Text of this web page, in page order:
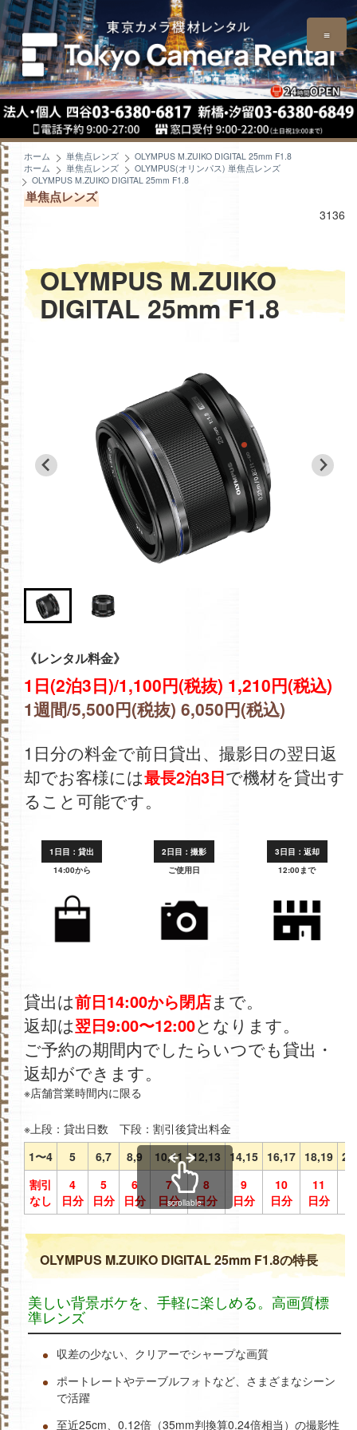
≡
ホーム 単焦点レンズ
OLYMPUS M.ZUIKO DIGITAL 25mm F1.8
ホーム
単焦点レンズ
OLYMPUS(オリンパス) 単焦点レンズ
OLYMPUS M.ZUIKO DIGITAL 25mm F1.8
単焦点レンズ
3136
OLYMPUS M.ZUIKO
DIGITAL 25mm F1.8
《レンタル料金》
1日(2泊3日)/1,100円(税抜) 1,210円(税込)
1週間/5,500円(税抜) 6,050円(税込)
1日分の料金で前日貸出、撮影日の翌日返
却でお客様には最長2泊3日で機材を貸出す
ること可能です。
1日目：貸出
14:00から
2日目：撮影
ご使用日
3日目：返却
12:00まで
貸出は前日14:00から閉店まで。
返却は翌日9:00〜12:00となります。
ご予約の期間内でしたらいつでも貸出・
返却ができます。
※店舗営業時間内に限る
※上段：貸出日数 下段：割引後貸出料金
1〜4
5 6,7 8,9 10,11 12,13 14,15 16,17 18,19
割引
なし
4
日分
5
日分
6
日分
7
日分
8
日分
9
日分
10
日分
11
日分
scrollable
OLYMPUS M.ZUIKO DIGITAL 25mm F1.8の特長
美しい背景ボケを、手軽に楽しめる。高画質標
準レンズ
収差の少ない、クリアーでシャープな画質
ポートレートやテーブルフォトなど、さまざまなシーン
で活躍
至近25cm、0.12倍（35mm判換算0.24倍相当）の撮影性